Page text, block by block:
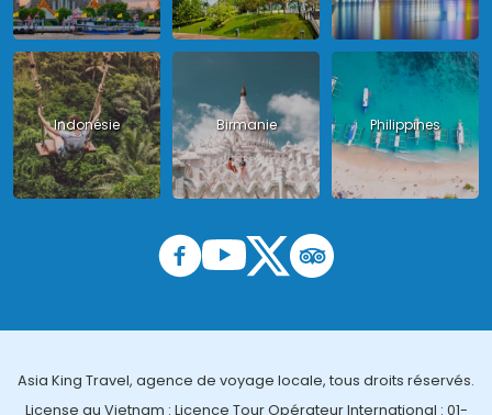
Indonésie Birmanie Philippines
Asia King Travel, agence de voyage locale, tous droits réservés.
License au Vietnam : Licence Tour Opérateur International : 01-